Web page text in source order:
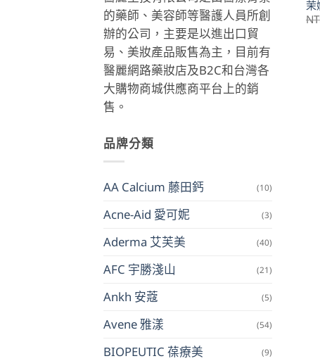
的藥師、美容師等醫護人員所創
辦的公司，主要是以進出口貿
易、美妝產品販售為主，目前有
醫麗網路藥妝店及B2C和台灣各
大購物商城供應商平台上的銷
售。
品牌分類
AA Calcium 藤田鈣 (10)
Acne-Aid 愛可妮 (3)
Aderma 艾芙美 (40)
AFC 宇勝淺山 (21)
Ankh 安蔻 (5)
Avene 雅漾 (54)
BIOPEUTIC 葆療美 (9)
茉